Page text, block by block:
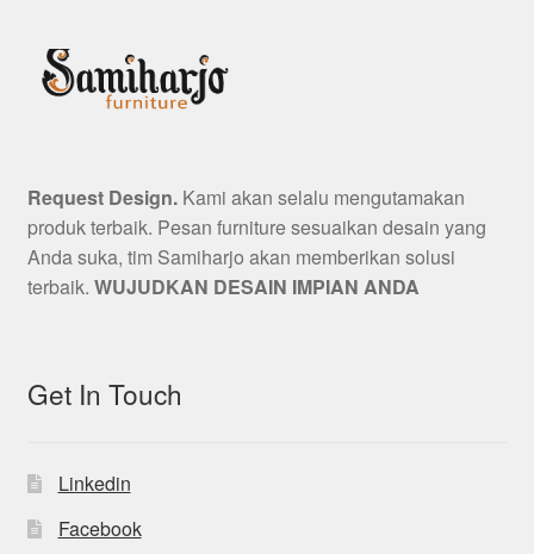
Request Design.Kami akan selalu mengutamakan
produk terbaik. Pesan furniture sesuaikan desain yang
Anda suka, tim Samiharjo akan memberikan solusi
terbaik. WUJUDKAN DESAIN IMPIAN ANDA
Get In Touch
Linkedin
Facebook